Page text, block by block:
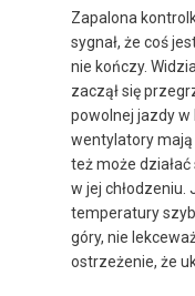
Zapalona
sygnał, że coś
nie kończy.
zaczął się
powolnej jazdy w
wentylatory mają
też może
w jej
temperatury
góry, nie
ostrzeżenie, że